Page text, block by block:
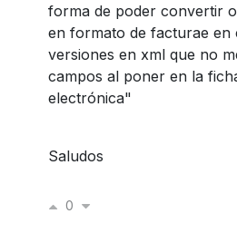
forma de poder convertir
en formato de facturae en
versiones en xml que no
campos al poner en la
electrónica"
Saludos
0